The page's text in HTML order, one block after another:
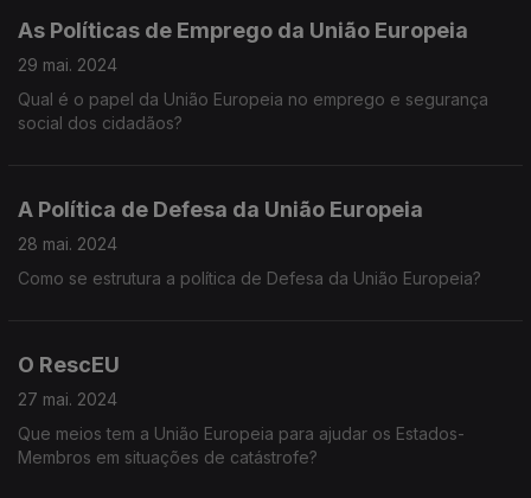
As Políticas de Emprego da União Europeia
29 mai. 2024
Qual é o papel da União Europeia no emprego e segurança
social dos cidadãos?
A Política de Defesa da União Europeia
28 mai. 2024
Como se estrutura a política de Defesa da União Europeia?
O RescEU
27 mai. 2024
Que meios tem a União Europeia para ajudar os Estados-
Membros em situações de catástrofe?